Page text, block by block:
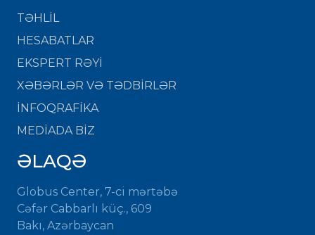
TƏHLİL
HESABATLAR
EKSPERT RƏYİ
XƏBƏRLƏR VƏ TƏDBİRLƏR
İNFOQRAFİKA
MEDİADA BİZ
ƏLAQƏ
Globus Center, 7-ci mərtəbə
Cəfər Cabbarlı küç., 609
Bakı, Azərbaycan